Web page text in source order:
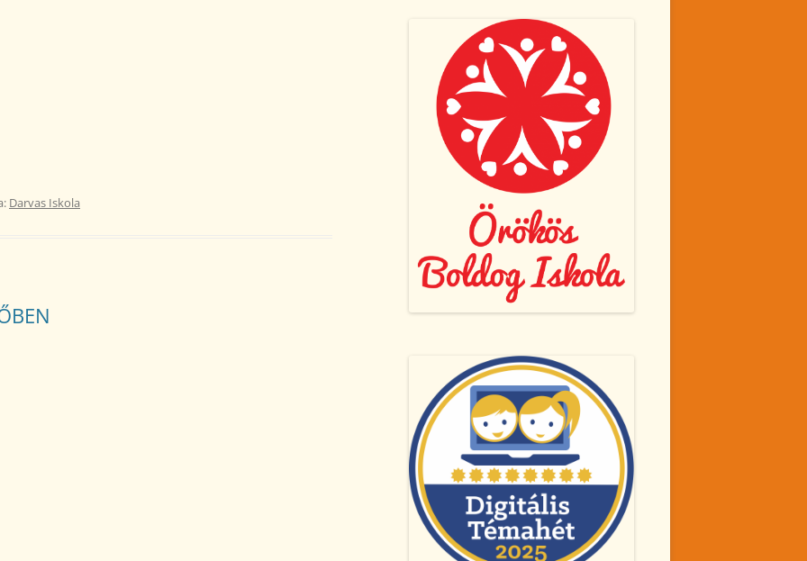
Darvas Iskola